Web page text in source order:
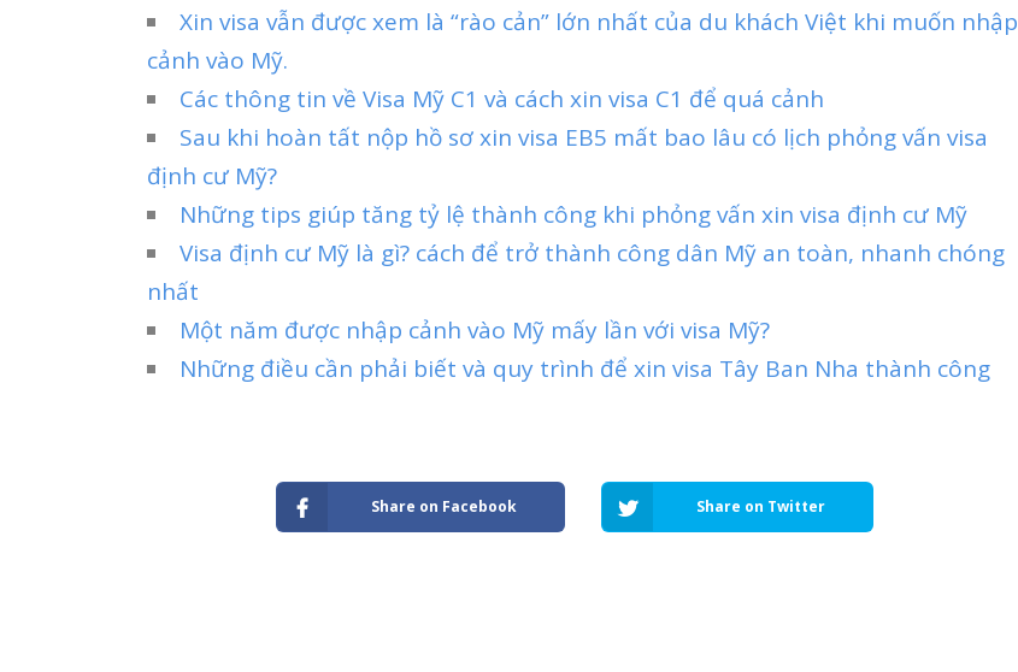
Xin visa vẫn được xem là “rào cản” lớn nhất của du khách Việt khi muốn nhập
cảnh vào Mỹ.
Các thông tin về Visa Mỹ C1 và cách xin visa C1 để quá cảnh
Sau khi hoàn tất nộp hồ sơ xin visa EB5 mất bao lâu có lịch phỏng vấn visa
định cư Mỹ?
Những tips giúp tăng tỷ lệ thành công khi phỏng vấn xin visa định cư Mỹ
Visa định cư Mỹ là gì? cách để trở thành công dân Mỹ an toàn, nhanh chóng
nhất
Một năm được nhập cảnh vào Mỹ mấy lần với visa Mỹ?
Những điều cần phải biết và quy trình để xin visa Tây Ban Nha thành công
Share on Facebook Share on Twitter